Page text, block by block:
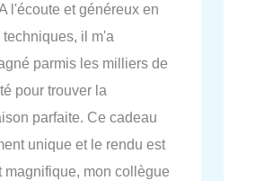
l'écoute et généreux en
il m'a
parmis les milliers de
pour trouver la
parfaite. Ce cadeau
unique et le rendu est
magnifique, mon collègue